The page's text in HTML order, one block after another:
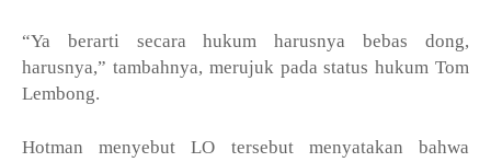
“Ya berarti secara hukum harusnya bebas dong,
harusnya,” tambahnya, merujuk pada status hukum Tom
Lembong.
Hotman menyebut LO tersebut menyatakan bahwa